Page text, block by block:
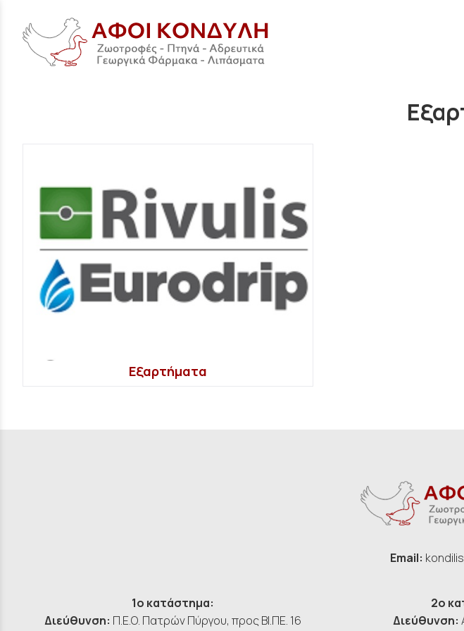
Εξαρτήματα
Email:
1ο κατάστημα:
Διεύθυνση: Π.Ε.Ο. Πατρών Πύργου, προς ΒΙ.ΠΕ. 16
2ο
Διεύθυνση: